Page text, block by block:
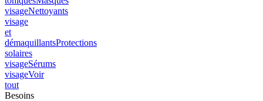
visageNettoyants
visage
et
démaquillantsProtections
solaires
visageSérums
visageVoir
tout
Besoins